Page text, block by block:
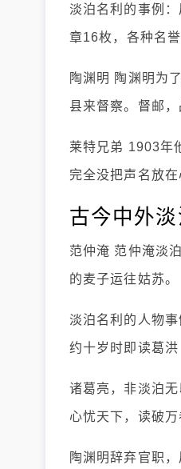
淡泊名利的事例
章16枚，各种名
陶渊明 陶渊明为
县来督察。督邮
莱特兄弟 1903年
完全没把声名放
古今中外
范仲淹 范仲淹淡
的麦子运往姑苏。
淡泊名利的人物
约十岁时即读葛
诸葛亮，非淡泊
心忧天下，读破
陶渊明辞弃官职